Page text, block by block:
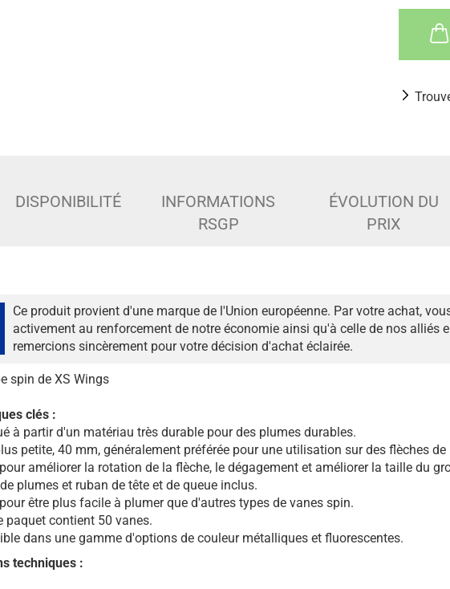
DISPONIBILITÉ
INFORMATIONS
RSGP
ÉVOLUTION DU
PRIX
Ce produit provient d'une marque de l'Union européenne. Par votre achat,
activement au renforcement de notre économie ainsi qu'à celle de nos alliés
remercions sincèrement pour votre décision d'achat éclairée.
spin de XS Wings
clés :
à partir d'un matériau très durable pour des plumes durables.
petite, 40 mm, généralement préférée pour une utilisation sur des flèches
améliorer la rotation de la flèche, le dégagement et améliorer la taille du
plumes et ruban de tête et de queue inclus.
être plus facile à plumer que d'autres types de vanes spin.
paquet contient 50 vanes.
dans une gamme d'options de couleur métalliques et fluorescentes.
techniques :